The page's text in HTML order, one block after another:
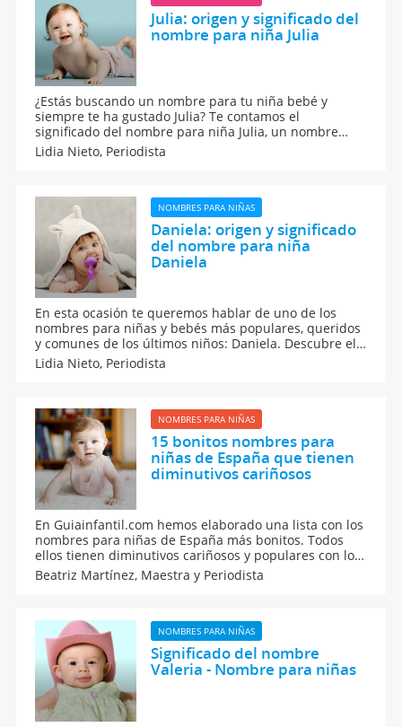
Julia: origen y significado del
nombre para niña Julia
¿Estás buscando un nombre para tu niña bebé y
siempre te ha gustado Julia? Te contamos el
significado del nombre para niña Julia, un nombre
muy común entre santas y muy frecuente en la época
altomedieval. En el Renacimiento, con el
difundió considerablemente.
Lidia Nieto, Periodista
NOMBRES PARA NIÑAS
Daniela: origen y significado
del nombre para niña
Daniela
En esta ocasión te queremos hablar de uno de los
nombres para niñas y bebés más populares, queridos
y comunes de los últimos niños: Daniela. Descubre el
significado del nombre para niña Daniela y un montón
de curiosidades sobre este nombre de origen hebreo.
Lidia Nieto, Periodista
NOMBRES PARA NIÑAS
15 bonitos nombres para
niñas de España que tienen
diminutivos cariñosos
En Guiainfantil.com hemos elaborado una lista con los
nombres para niñas de España más bonitos. Todos
ellos tienen diminutivos cariñosos y populares con los
que acabarás llamando a tu hija. Si vas a tener un
bebé y aún no sabes cómo llamarle, mira esta guía de
Beatriz Martínez, Maestra y Periodista
NOMBRES PARA NIÑAS
Significado del nombre
Valeria - Nombre para niñas